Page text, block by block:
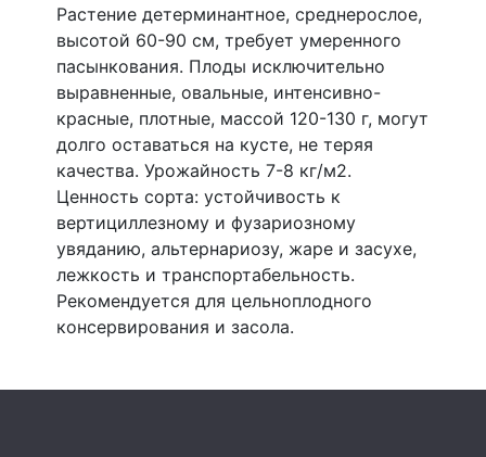
Растение детерминантное, среднерослое,
высотой 60-90 см, требует умеренного
пасынкования. Плоды исключительно
выравненные, овальные, интенсивно-
красные, плотные, массой 120-130 г, могут
долго оставаться на кусте, не теряя
качества. Урожайность 7-8 кг/м2.
Ценность сорта: устойчивость к
вертициллезному и фузариозному
увяданию, альтернариозу, жаре и засухе,
лежкость и транспортабельность.
Рекомендуется для цельноплодного
консервирования и засола.